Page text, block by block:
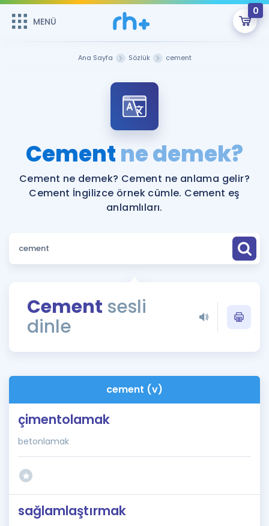
MENÜ
0
ÜYE DEĞİLİM
Sepetin Şu An Boş.
Remzi Hoca ile seni sınava hazırlayacak onlarca eğitim seni
bekliyor!
MENÜ
Faydalı Araçlar
Sözlük
Rehberlik Aracı
ÖSYM Sınav Takvimi
İngilizce Gramer
Hakkımızda
Ana Sayfa Sözlük cement
Cementne demek?
Cement ne demek? Cement ne anlama gelir?
Cement İngilizce örnek cümle. Cement eş
anlamlıları.
Cement sesli
dinle
cement (v)
çimentolamak
betonlamak
sağlamlaştırmak